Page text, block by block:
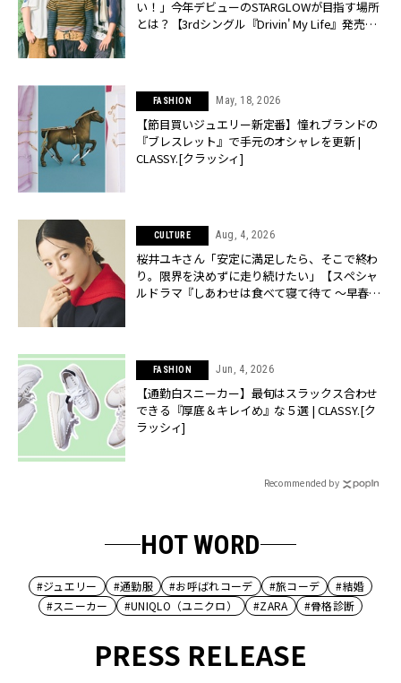
い！」今年デビューのSTARGLOWが目指す場所
とは？【3rdシングル『Drivin' My Life』発売】 |
FASHION May, 18, 2026
【節目買いジュエリー新定番】憧れブランドの
『ブレスレット』で手元のオシャレを更新 |
CLASSY.[クラッシィ]
CULTURE Aug, 4, 2026
桜井ユキさん「安定に満足したら、そこで終わ
り。限界を決めずに走り続けたい」【スペシャ
ルドラマ『しあわせは食べて寝て待て ～早春の
FASHION Jun, 4, 2026
【通勤白スニーカー】最旬はスラックス合わせ
できる『厚底＆キレイめ』な５選 | CLASSY.[ク
ラッシィ]
Recommended by
HOT WORD
#ジュエリー #通勤服 #お呼ばれコーデ #旅コーデ
#結婚
#スニーカー
#UNIQLO（ユニクロ） #ZARA #骨格診断
PRESS RELEASE